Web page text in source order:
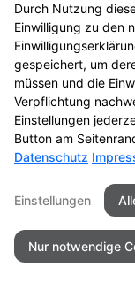
©
Durch Nutzung
Einwilligung zu den
gespeichert, um
müssen und die
Verpflichtung
Einstellungen
Button am
Datenschutz
Einstellungen
Nur notwendige